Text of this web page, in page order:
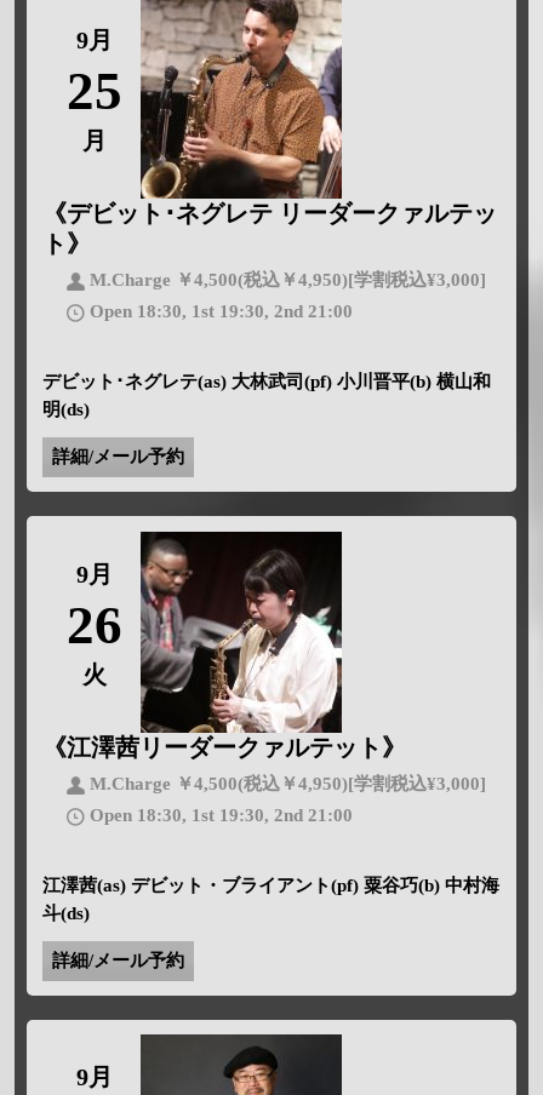
9月
25
月
《デビット･ネグレテ リーダークァルテッ
ト》
M.Charge ￥4,500(税込￥4,950)[学割税込¥3,000]
Open 18:30, 1st 19:30, 2nd 21:00
デビット･ネグレテ(as) 大林武司(pf) 小川晋平(b) 横山和
明(ds)
詳細/メール予約
9月
26
火
《江澤茜リーダークァルテット》
M.Charge ￥4,500(税込￥4,950)[学割税込¥3,000]
Open 18:30, 1st 19:30, 2nd 21:00
江澤茜(as) デビット・ブライアント(pf) 粟谷巧(b) 中村海
斗(ds)
詳細/メール予約
9月